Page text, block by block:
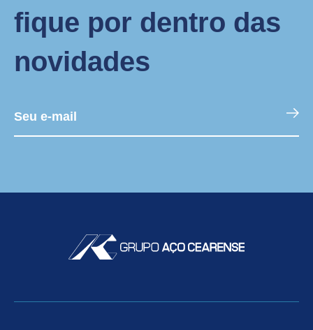
fique por dentro das
novidades